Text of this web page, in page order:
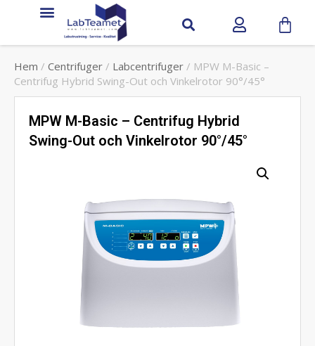
Hem / Centrifuger / Labcentrifuger / MPW M-Basic –
Centrifug Hybrid Swing-Out och Vinkelrotor 90°/45°
MPW M-Basic – Centrifug Hybrid
Swing-Out och Vinkelrotor 90°/45°